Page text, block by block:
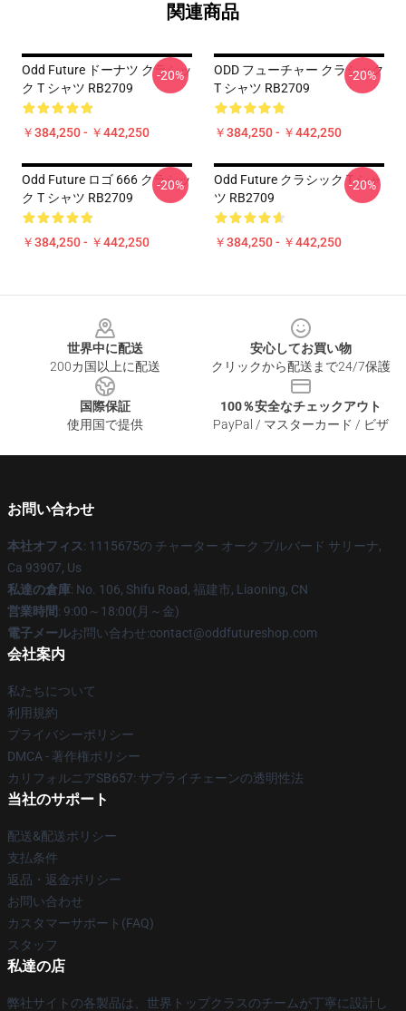
関連商品
Odd Future ドーナツ クラシッ
ク T シャツ RB2709
￥384,250 - ￥442,250
-20%
ODD フューチャー クラシック
T シャツ RB2709
￥384,250 - ￥442,250
-20%
Odd Future ロゴ 666 クラシッ
ク T シャツ RB2709
￥384,250 - ￥442,250
-20%
Odd Future クラシック T シャ
ツ RB2709
￥384,250 - ￥442,250
-20%
世界中に配送
200カ国以上に配送
安心してお買い物
クリックから配送まで24/7保護
国際保証
使用国で提供
100％安全なチェックアウト
PayPal / マスターカード / ビザ
お問い合わせ
本社オフィス: 1115675の チャーター オーク ブルバード サリーナ,
Ca 93907, Us
私達の倉庫: No. 106, Shifu Road, 福建市, Liaoning, CN
営業時間: 9:00～18:00(月～金)
電子メールお問い合わせ:contact@oddfutureshop.com
会社案内
私たちについて
利用規約
プライバシーポリシー
DMCA - 著作権ポリシー
カリフォルニアSB657: サプライチェーンの透明性法
当社のサポート
配送&配送ポリシー
支払条件
返品・返金ポリシー
お問い合わせ
カスタマーサポート(FAQ)
スタッフ
私達の店
弊社サイトの各製品は、世界トップクラスのチームが丁寧に設計し